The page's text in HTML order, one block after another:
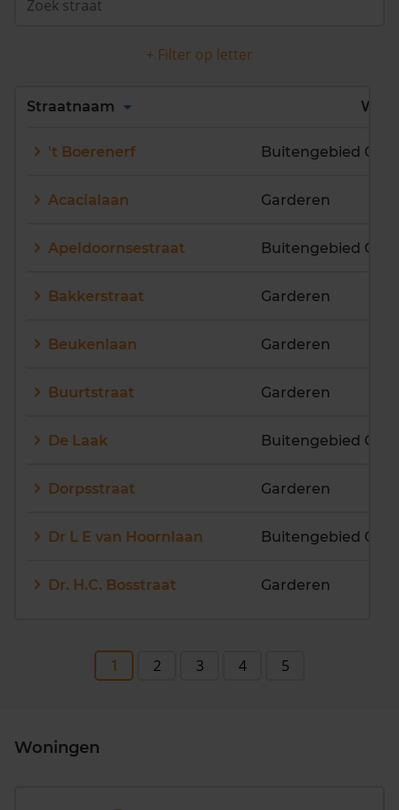
+ Filter op letter
Alles
Q
R U
Straatnaam Wijk
't Boerenerf Buitengebied
Acacialaan Garderen
Apeldoornsestraat Buitengebied
Bakkerstraat Garderen
Beukenlaan Garderen
Buurtstraat Garderen
De Laak Buitengebied
Dorpsstraat Garderen
Dr L E van Hoornlaan Buitengebied
Dr. H.C. Bosstraat Garderen
1 2 3 4 5
Woningen